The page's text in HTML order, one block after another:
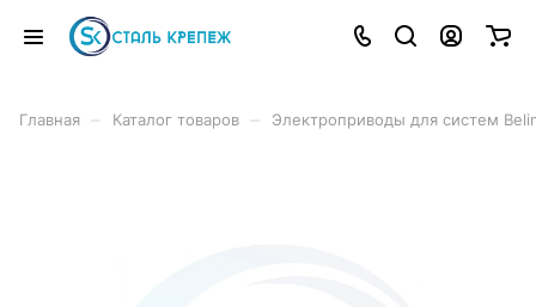
Главная Каталог товаров Электроприводы для систем